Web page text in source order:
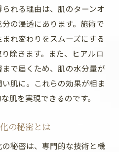
れる理由は、肌のターンオ
の浸透にあります。施術で
れ変わりをスムーズにする
除きます。また、ヒアルロ
で届くため、肌の水分量が
肌に。これらの効果が相ま
肌を実現できるのです。
の秘密とは
秘密は、専門的な技術と機